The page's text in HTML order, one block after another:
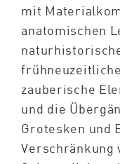
mit
anatomischen
zauberische
und die
Grotesken und
Verschränkung